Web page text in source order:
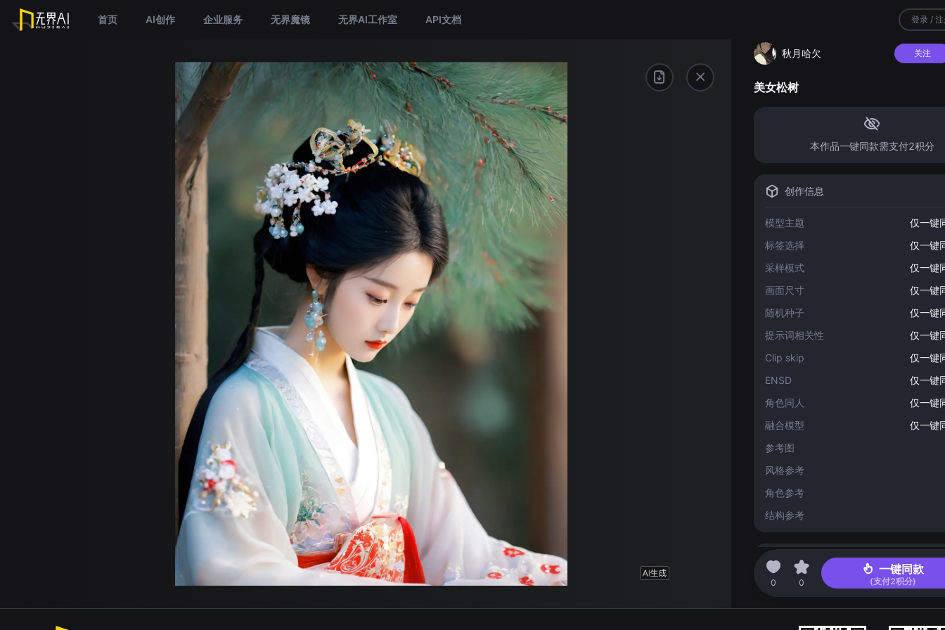
首页 AI创作 企业服务 无界魔镜 无界AI工作室 API文档 登录 /
秋月哈欠 关注
美女松树
本作品一键同款需支付2积分
创作信息
模型主题
仅一键
标签选择
仅一键
采样模式
仅一键
画面尺寸
仅一键
随机种子
仅一键
提示词相关性
仅一键
Clip skip
仅一键
ENSD
仅一键
角色同人
仅一键
融合模型
仅一键
参考图
风格参考
角色参考
结构参考
精绘
精绘倍数
仅一键
0 0
一键同款
(支付2积分)